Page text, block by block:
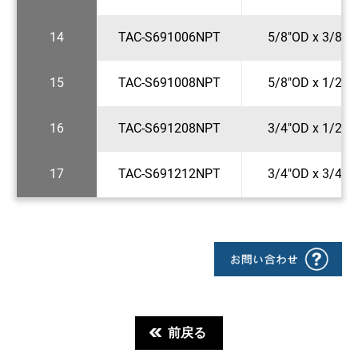
14 TAC-S691006NPT 5/8"OD x 3/
15 TAC-S691008NPT 5/8"OD x 1/
16 TAC-S691208NPT 3/4"OD x 1/
17 TAC-S691212NPT 3/4"OD x 3/
前戻る